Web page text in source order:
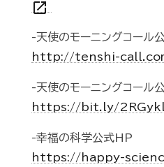
open_in_new
-天使のモーニングコール
http://tenshi-
-天使のモーニングコー
https://bit.ly/
-幸福の科学公式HP
https://happy-